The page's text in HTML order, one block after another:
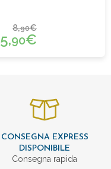
8,90€
5,90€
CONSEGNA EXPRESS
DISPONIBILE
Consegna rapida